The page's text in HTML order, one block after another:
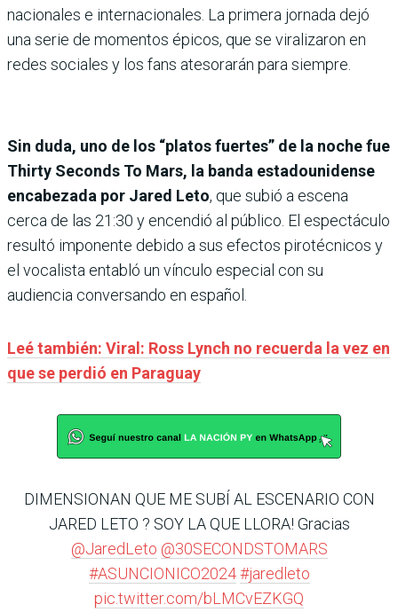
nacionales e internacionales. La primera jornada dejó
una serie de momentos épicos, que se viralizaron en
redes sociales y los fans atesorarán para siempre.
Sin duda, uno de los “platos fuertes” de la noche fue
Thirty Seconds To Mars, la banda estadounidense
encabezada por Jared Leto, que subió a escena
cerca de las 21:30 y encendió al público. El espectáculo
resultó imponente debido a sus efectos pirotécnicos y
el vocalista entabló un vínculo especial con su
audiencia conversando en español.
Leé también: Viral: Ross Lynch no recuerda la vez en
que se perdió en Paraguay
DIMENSIONAN QUE ME SUBÍ AL ESCENARIO CON
JARED LETO ? SOY LA QUE LLORA! Gracias
@JaredLeto @30SECONDSTOMARS
#ASUNCIONICO2024 #jaredleto
pic.twitter.com/bLMCvEZKGQ